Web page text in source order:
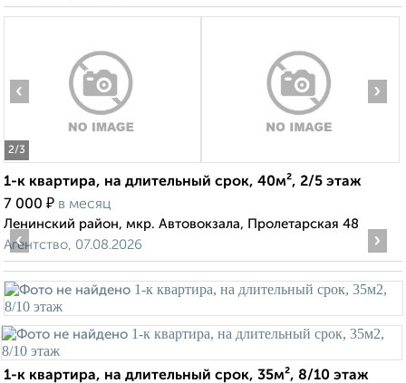
2/3
‹ ›
1-к квартира, на длительный срок, 40м², 2/5 этаж
7 000 ₽ в месяц
Ленинский район, мкр. Автовокзала, Пролетарская 48
Агентство, 07.08.2026
‹ ›
1-к квартира, на длительный срок, 35м², 8/10 этаж